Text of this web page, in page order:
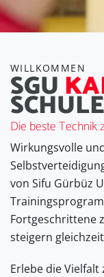
WILLKOMMEN
SGU
Die beste Technik
Wirkungsvolle
von Sifu Gürbüz
Fortgeschrittene
steigern
Erlebe die